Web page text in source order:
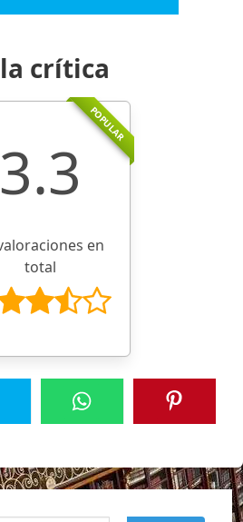
crítica
POPULAR
3.3
en
total